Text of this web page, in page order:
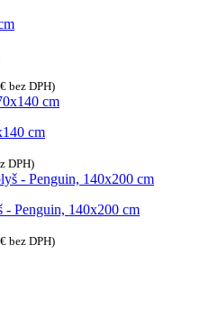
€ bez DPH)
cm
DPH)
Penguin, 140x200 cm
€ bez DPH)